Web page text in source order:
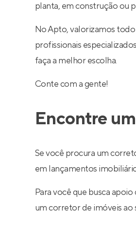
planta, em construção ou
No Apto, valorizamos
profissionais
faça a melhor escolha.
Conte com a gente!
Encontre
Se você procura um
em lançamentos
Para você que busca
um corretor de imóveis ao